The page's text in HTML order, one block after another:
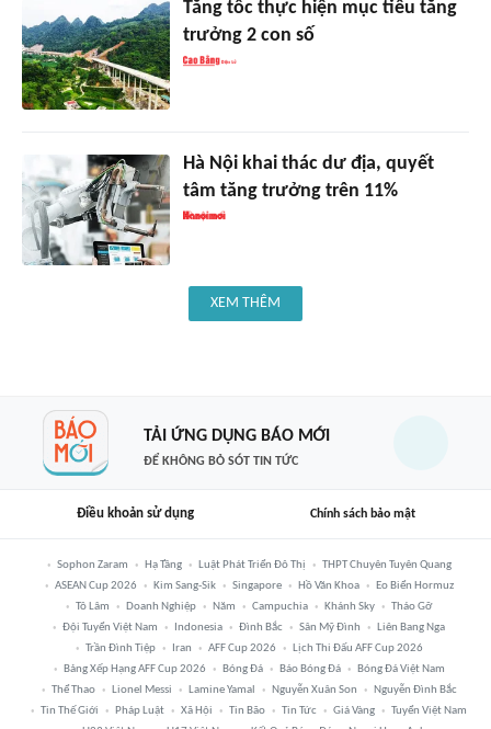
Tăng tốc thực hiện mục tiêu tăng
trưởng 2 con số
Hà Nội khai thác dư địa, quyết
tâm tăng trưởng trên 11%
XEM THÊM
TẢI ỨNG DỤNG BÁO MỚI
ĐỂ KHÔNG BỎ SÓT TIN TỨC
Điều khoản sử dụng Chính sách bảo mật
Sophon Zaram Hạ Tầng Luật Phát Triển Đô Thị
THPT Chuyên Tuyên Quang
ASEAN Cup 2026
Kim Sang-Sik Singapore Hồ Văn Khoa
Eo Biển Hormuz
Tô Lâm
Doanh Nghiệp Năm Campuchia Khánh Sky
Tháo Gỡ
Đội Tuyển Việt Nam
Indonesia Đình Bắc Sân Mỹ Đình
Liên Bang Nga
Trần Đình Tiệp
Iran AFF Cup 2026
Lịch Thi Đấu AFF Cup 2026
Bảng Xếp Hạng AFF Cup 2026
Bóng Đá Báo Bóng Đá
Bóng Đá Việt Nam
Thể Thao
Lionel Messi Lamine Yamal Nguyễn Xuân Son
Nguyễn Đình Bắc
Tin Thế Giới
Pháp Luật Xã Hội Tin Bão Tin Tức Giá Vàng
Tuyển Việt Nam